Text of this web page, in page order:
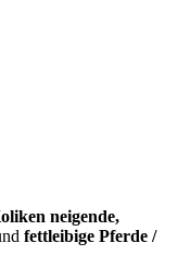
neigende,
fettleibige Pferde /